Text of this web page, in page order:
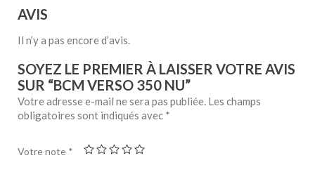
AVIS
Il n’y a pas encore d’avis.
SOYEZ LE PREMIER À LAISSER VOTRE AVIS
SUR “BCM VERSO 350 NU”
Votre adresse e-mail ne sera pas publiée. Les champs
obligatoires sont indiqués avec *
Votre note *